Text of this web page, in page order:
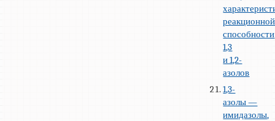
реакционной
способности
1,3
и 1,2-
азолов
1,3-
азолы —
имидазолы,